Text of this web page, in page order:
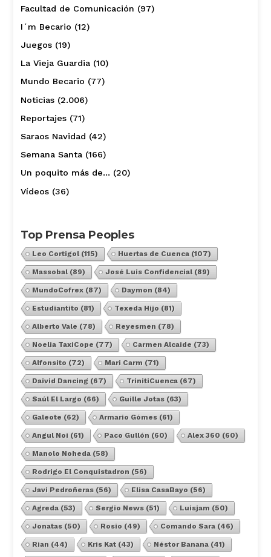
Facultad de Comunicación (97)
I´m Becario (12)
Juegos(19)
La Vieja Guardia(10)
Mundo Becario (77)
Noticias(2.006)
Reportajes(71)
Saraos Navidad (42)
Semana Santa(166)
Un poquito más de… (20)
Vídeos(36)
Top Prensa Peoples
Leo Cortigol(115) Huertas de Cuenca(107)
Massobal(89) José Luis Confidencial(89)
MundoCofrex(87) Daymon (84)
Estudiantito (81) Texeda Hijo (81)
Alberto Vale (78) Reyesmen (78)
Noelia TaxiCope (77) Carmen Alcaide (73)
Alfonsito (72) Mari Carm (71)
Daivid Dancing (67) TrinitiCuenca(67)
Saúl El Largo (66) Guille Jotas(63)
Galeote (62) Armario Gómes(61)
Angul Noi (61) Paco Gullón (60) Alex 360 (60)
Manolo Noheda(58)
Rodrigo El Conquistadron (56)
Javi Pedroñeras(56) Elisa CasaBayo (56)
Agreda(53) Sergio News(51) Luisjam (50)
Jonatas(50) Rosio (49) Comando Sara(46)
Rian (44) Kris Kat(43) Néstor Banana(41)